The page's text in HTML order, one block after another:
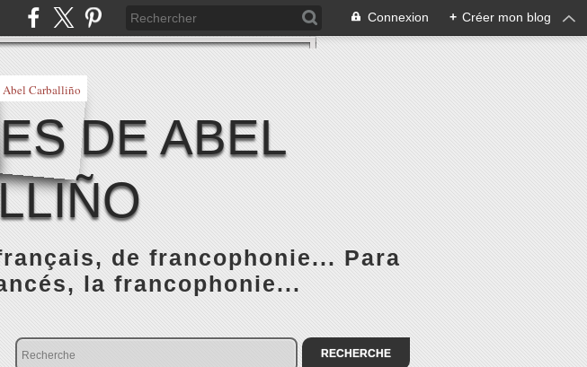
Connexion + Créer mon blog
DE ABEL
de francophonie... Para
la francophonie...